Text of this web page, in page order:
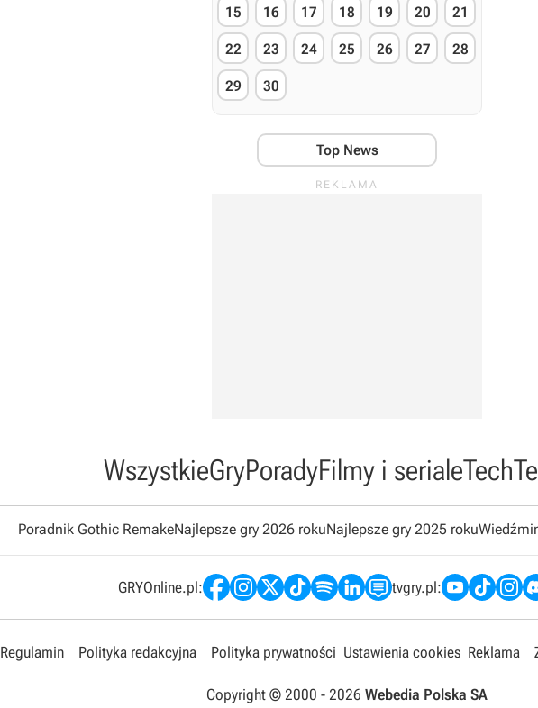
15 16 17 18 19 20 21
22 23 24 25 26 27 28
29 30
Top News
WszystkieGryPoradyFilmy i serialeTech
Poradnik Gothic RemakeNajlepsze gry 2026 rokuNajlepsze gry 2025 roku
GRYOnline.pl: tvgry.pl:
Regulamin Polityka redakcyjna Polityka prywatności Ustawienia cookies Reklama
Copyright © 2000 - 2026 Webedia Polska SA